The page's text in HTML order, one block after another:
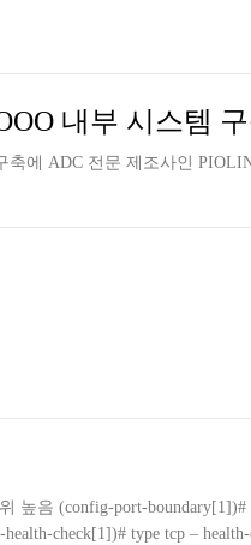
내부 시스템
에 ADC 전문 제조사인
높음 (config-port-
check[1])# type tcp –